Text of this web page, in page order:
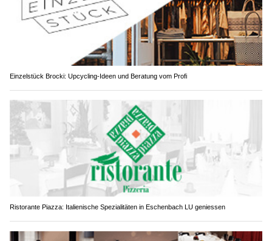
Einzelstück Brocki: Upcycling-Ideen und Beratung vom Profi
Ristorante Piazza: Italienische Spezialitäten in Eschenbach LU geniessen